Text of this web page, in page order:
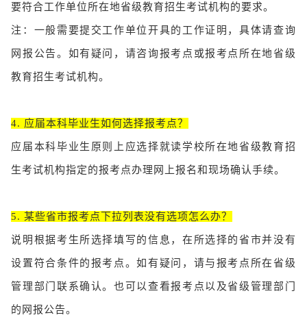
要符合工作单位所在地省级教育招生考试机构的要求。
注：一般需要提交工作单位开具的工作证明，具体请查询
网报公告。如有疑问，请咨询报考点或报考点所在地省级
教育招生考试机构。
4. 应届本科毕业生如何选择报考点？
应届本科毕业生原则上应选择就读学校所在地省级教育招
生考试机构指定的报考点办理网上报名和现场确认手续。
5. 某些省市报考点下拉列表没有选项怎么办？
说明根据考生所选择填写的信息，在所选择的省市并没有
设置符合条件的报考点。如有疑问，请与报考点所在省级
管理部门联系确认。也可以查看报考点以及省级管理部门
的网报公告。